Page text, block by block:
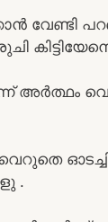
വേണ്ടി
അർത്ഥം
.